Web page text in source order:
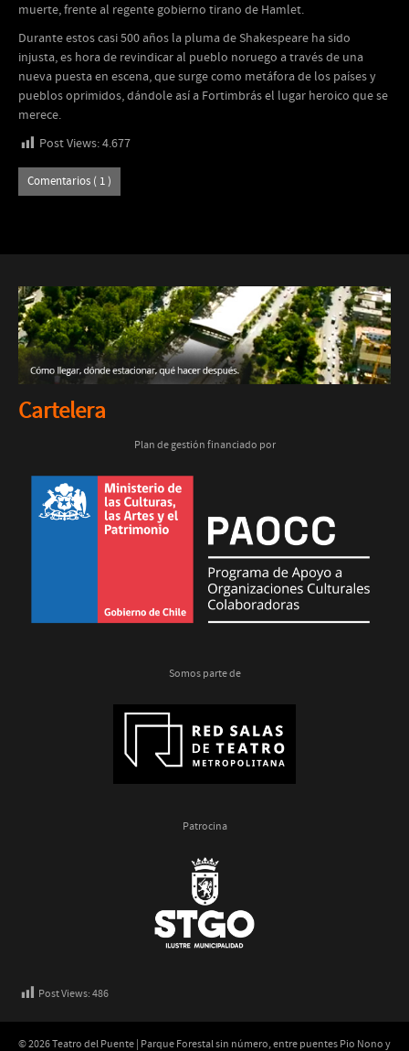
muerte, frente al regente gobierno tirano de Hamlet.
Durante estos casi 500 años la pluma de Shakespeare ha sido
injusta, es hora de revindicar al pueblo noruego a través de una
nueva puesta en escena, que surge como metáfora de los países y
pueblos oprimidos, dándole así a Fortimbrás el lugar heroico que se
merece.
Post Views:4.677
Comentarios ( 1 )
Cartelera
Plan de gestión financiado por
Somos parte de
Patrocina
Post Views:486
© 2026 Teatro del Puente | Parque Forestal sin número, entre puentes Pio Nono y